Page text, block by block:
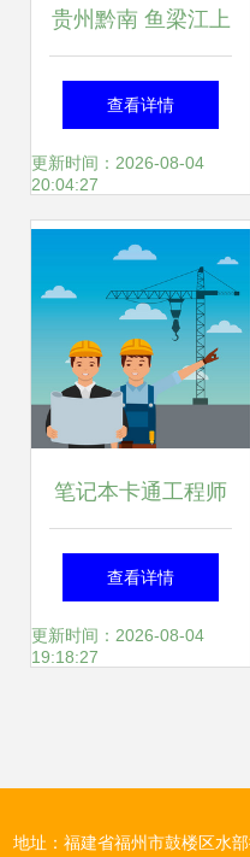
贵州黔南 鱼梁江上
筑凤巢，凤山水库
施工忙
查看详情
更新时间：2026-08-04
20:04:27
笔记本卡通工程师
的施工日记 当工地
遇上涂鸦”，\\
查看详情
更新时间：2026-08-04
19:18:27
地址：福建省福州市鼓楼区水